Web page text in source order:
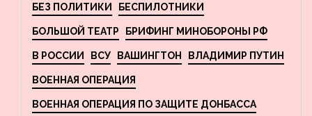
БЕЗ ПОЛИТИКИ БЕСПИЛОТНИКИ
БОЛЬШОЙ ТЕАТР БРИФИНГ МИНОБОРОНЫ РФ
В РОССИИ ВСУ ВАШИНГТОН ВЛАДИМИР ПУТИН
ВОЕННАЯ ОПЕРАЦИЯ
ВОЕННАЯ ОПЕРАЦИЯ ПО ЗАЩИТЕ ДОНБАССА